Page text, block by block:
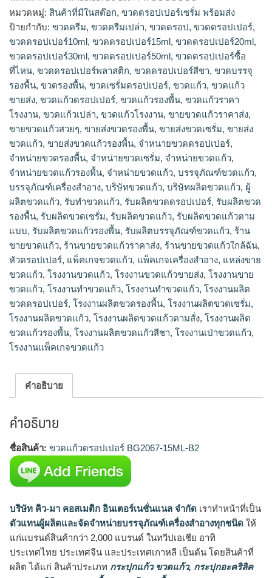
หมวดหมู่: สินค้าที่มีในสต๊อก, ขวดดรอปเปอร์เซรั่ม พร้อมส่ง
ป้ายกำกับ: ขวดครีม, ขวดครีมเปล่า, ขวดดรอป, ขวดดรอปเปอร์,
ขวดดรอปเปอร์10ml, ขวดดรอปเปอร์15ml, ขวดดรอปเปอร์20ml,
ขวดดรอปเปอร์30ml, ขวดดรอปเปอร์50ml, ขวดดรอปเปอร์ซื้อ
ที่ไหน, ขวดดรอปเปอร์พลาสติก, ขวดดรอปเปอร์สีชา, ขวดบรรจุ
รองพื้น, ขวดรองพื้น, ขวดเซรั่มดรอปเปอร์, ขวดแก้ว, ขวดแก้ว
ขายส่ง, ขวดแก้วดรอปเปอร์, ขวดแก้วรองพื้น, ขวดแก้วราคา
โรงงาน, ขวดแก้วเปล่า, ขวดแก้วโรงงาน, ขายขวดแก้วราคาส่ง,
ขายขวดแก้วสวยๆ, ขายส่งขวดรองพื้น, ขายส่งขวดเซรั่ม, ขายส่ง
ขวดแก้ว, ขายส่งขวดแก้วรองพื้น, จำหนายขวดดรอปเปอร์,
จำหน่ายขวดรองพื้น, จำหน่ายขวดเซรั่ม, จำหน่ายขวดแก้ว,
จำหน่ายขวดแก้วรองพื้น, จําหน่ายขวดแก้ว, บรรจุภัณฑ์ขวดแก้ว,
บรรจุภัณฑ์เครื่องสำอาง, บริษัทขวดแก้ว, บริษัทผลิตขวดแก้ว, ผู้
ผลิตขวดแก้ว, รับทำขวดแก้ว, รับผลิตขวดดรอปเปอร์, รับผลิตขวด
รองพื้น, รับผลิตขวดเซรั่ม, รับผลิตขวดแก้ว, รับผลิตขวดแก้วตาม
แบบ, รับผลิตขวดแก้วรองพื้น, รับผลิตบรรจุภัณฑ์ขวดแก้ว, ร้าน
ขายขวดแก้ว, ร้านขายขวดแก้วราคาส่ง, ร้านขายขวดแก้วใกล้ฉัน,
หัวดรอปเปอร์, แพ็คเกจขวดแก้ว, แพ็คเกจเครื่องสำอาง, แหล่งขาย
ขวดแก้ว, โรงงานขวดแก้ว, โรงงานขวดแก้วขายส่ง, โรงงานขาย
ขวดแก้ว, โรงงานทำขวดแก้ว, โรงงานทําขวดแก้ว, โรงงานผลิต
ขวดดรอปเปอร์, โรงงานผลิตขวดรองพื้น, โรงงานผลิตขวดเซรั่ม,
โรงงานผลิตขวดแก้ว, โรงงานผลิตขวดแก้วตามสั่ง, โรงงานผลิต
ขวดแก้วรองพื้น, โรงงานผลิตขวดแก้วสีชา, โรงงานเป่าขวดแก้ว,
โรงงานแพ็คเกจขวดแก้ว
คำอธิบาย
คำอธิบาย
ชื่อสินค้า: ขวดแก้วดรอปเปอร์ BG2067-15ML-B2
บริษัท คิว-มา คอสเมติก อินเตอร์เนชั่นแนล จำกัด เราทำหน้าที่เป็น
ตัวแทนผู้ผลิตและจัดจำหน่ายบรรจุภัณฑ์เครื่องสำอางทุกชนิด ให้
แก่แบรนด์สินค้ากว่า 2,000 แบรนด์ ในทวีปเอเชีย อาทิ
ประเทศไทย ประเทศจีน และประเทศเกาหลี เป็นต้น โดยสินค้าที่
ผลิต ได้แก่ สินค้าประเภท กระปุกแก้ว ขวดแก้ว, กระปุกอะคริลิค